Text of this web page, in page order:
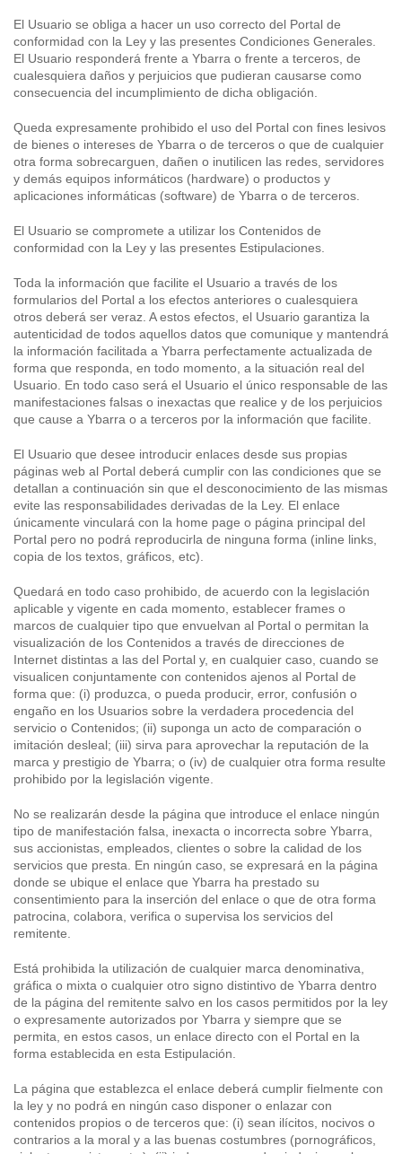
El Usuario se obliga a hacer un uso correcto del Portal de
conformidad con la Ley y las presentes Condiciones Generales.
El Usuario responderá frente a Ybarra o frente a terceros, de
cualesquiera daños y perjuicios que pudieran causarse como
consecuencia del incumplimiento de dicha obligación.
Queda expresamente prohibido el uso del Portal con fines lesivos
de bienes o intereses de Ybarra o de terceros o que de cualquier
otra forma sobrecarguen, dañen o inutilicen las redes, servidores
y demás equipos informáticos (hardware) o productos y
aplicaciones informáticas (software) de Ybarra o de terceros.
El Usuario se compromete a utilizar los Contenidos de
conformidad con la Ley y las presentes Estipulaciones.
Toda la información que facilite el Usuario a través de los
formularios del Portal a los efectos anteriores o cualesquiera
otros deberá ser veraz. A estos efectos, el Usuario garantiza la
autenticidad de todos aquellos datos que comunique y mantendrá
la información facilitada a Ybarra perfectamente actualizada de
forma que responda, en todo momento, a la situación real del
Usuario. En todo caso será el Usuario el único responsable de las
manifestaciones falsas o inexactas que realice y de los perjuicios
que cause a Ybarra o a terceros por la información que facilite.
El Usuario que desee introducir enlaces desde sus propias
páginas web al Portal deberá cumplir con las condiciones que se
detallan a continuación sin que el desconocimiento de las mismas
evite las responsabilidades derivadas de la Ley. El enlace
únicamente vinculará con la home page o página principal del
Portal pero no podrá reproducirla de ninguna forma (inline links,
copia de los textos, gráficos, etc).
Quedará en todo caso prohibido, de acuerdo con la legislación
aplicable y vigente en cada momento, establecer frames o
marcos de cualquier tipo que envuelvan al Portal o permitan la
visualización de los Contenidos a través de direcciones de
Internet distintas a las del Portal y, en cualquier caso, cuando se
visualicen conjuntamente con contenidos ajenos al Portal de
forma que: (i) produzca, o pueda producir, error, confusión o
engaño en los Usuarios sobre la verdadera procedencia del
servicio o Contenidos; (ii) suponga un acto de comparación o
imitación desleal; (iii) sirva para aprovechar la reputación de la
marca y prestigio de Ybarra; o (iv) de cualquier otra forma resulte
prohibido por la legislación vigente.
No se realizarán desde la página que introduce el enlace ningún
tipo de manifestación falsa, inexacta o incorrecta sobre Ybarra,
sus accionistas, empleados, clientes o sobre la calidad de los
servicios que presta. En ningún caso, se expresará en la página
donde se ubique el enlace que Ybarra ha prestado su
consentimiento para la inserción del enlace o que de otra forma
patrocina, colabora, verifica o supervisa los servicios del
remitente.
Está prohibida la utilización de cualquier marca denominativa,
gráfica o mixta o cualquier otro signo distintivo de Ybarra dentro
de la página del remitente salvo en los casos permitidos por la ley
o expresamente autorizados por Ybarra y siempre que se
permita, en estos casos, un enlace directo con el Portal en la
forma establecida en esta Estipulación.
La página que establezca el enlace deberá cumplir fielmente con
la ley y no podrá en ningún caso disponer o enlazar con
contenidos propios o de terceros que: (i) sean ilícitos, nocivos o
contrarios a la moral y a las buenas costumbres (pornográficos,